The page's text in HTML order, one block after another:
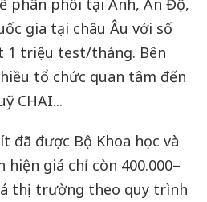
phân phối tại Anh, Ấn Độ,
gia tại châu Âu với số
1 triệu test/tháng. Bên
tổ chức quan tâm đến
CHAI...
đã được Bộ Khoa học và
giá chỉ còn 400.000–
thị trường theo quy trình